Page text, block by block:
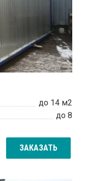
до 14 м2
до 8
ЗАКАЗАТЬ